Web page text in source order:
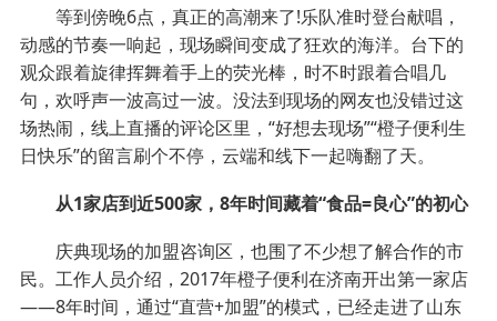
等到傍晚6点，真正的高潮来了!乐队准时登台献唱，
动感的节奏一响起，现场瞬间变成了狂欢的海洋。台下的
观众跟着旋律挥舞着手上的荧光棒，时不时跟着合唱几
句，欢呼声一波高过一波。没法到现场的网友也没错过这
场热闹，线上直播的评论区里，“好想去现场”“橙子便利生
日快乐”的留言刷个不停，云端和线下一起嗨翻了天。
从1家店到近500家，8年时间藏着“食品=良心”的初心
庆典现场的加盟咨询区，也围了不少想了解合作的市
民。工作人员介绍，2017年橙子便利在济南开出第一家店
——8年时间，通过“直营+加盟”的模式，已经走进了山东